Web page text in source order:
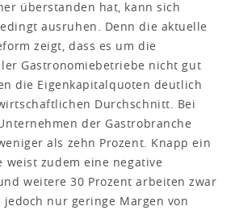
überstanden hat, kann sich
ausruhen. Denn die aktuelle
zeigt, dass es um die
Gastronomiebetriebe nicht gut
die Eigenkapitalquoten deutlich
Durchschnitt. Bei
der Gastrobranche
als zehn Prozent. Knapp ein
zudem eine negative
weitere 30 Prozent arbeiten zwar
nur geringe Margen von